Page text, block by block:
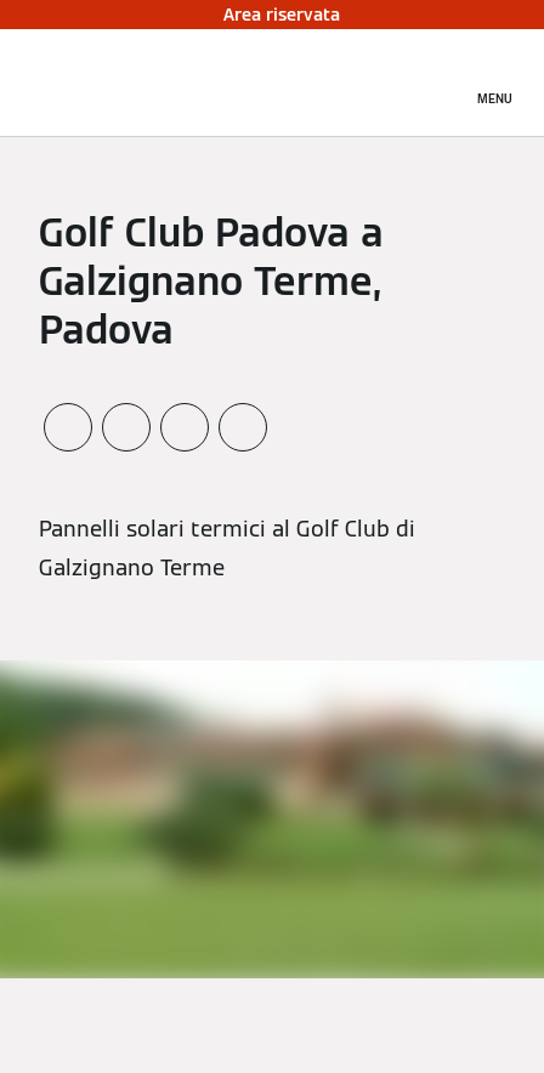
Area riservata
MENU
Golf Club Padova a
Galzignano Terme,
Padova
Pannelli solari termici al Golf Club di
Galzignano Terme